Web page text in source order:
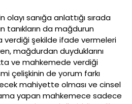
olayı sanığa anlattığı sırada
tanıkların da mağdurun
verdiği şekilde ifade vermeleri
mağdurdan duyduklarını
ve mahkemede verdiği
çelişkinin de yorum farkı
mahiyette olması ve cinsel
yapan mahkemece sadece